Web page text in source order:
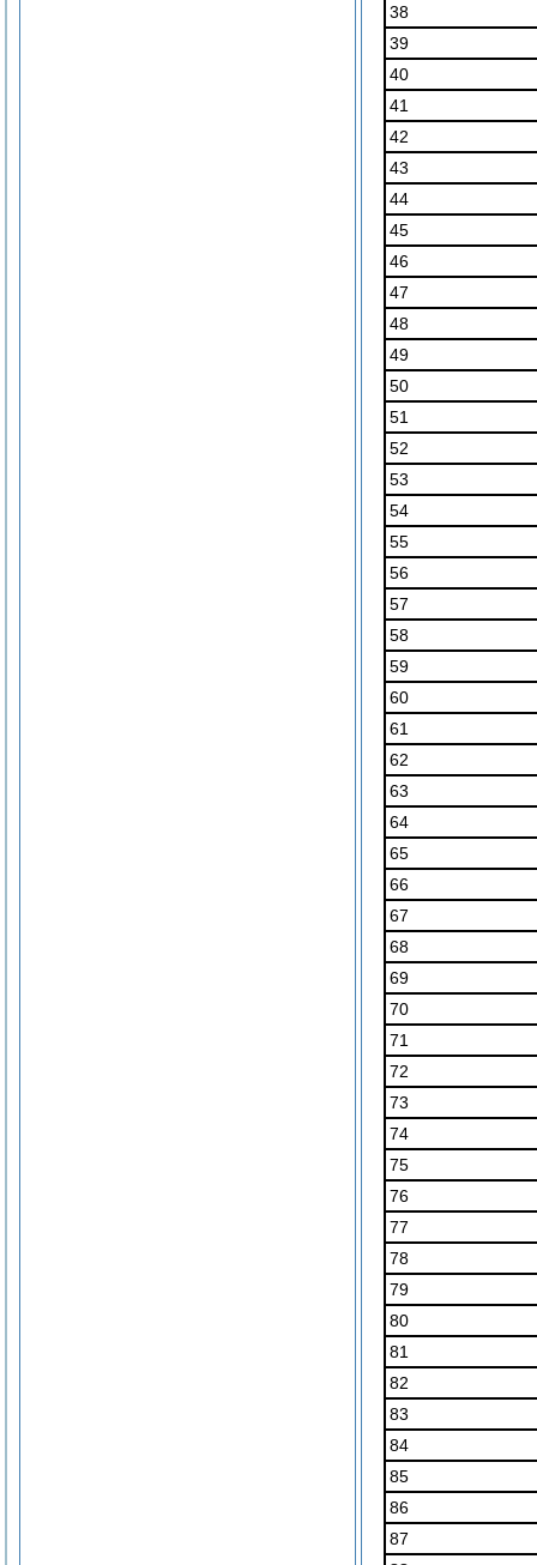
38
39
40
41
42
43
44
45
46
47
48
49
50
51
52
53
54
55
56
57
58
59
60
61
62
63
64
65
66
67
68
69
70
71
72
73
74
75
76
77
78
79
80
81
82
83
84
85
86
87